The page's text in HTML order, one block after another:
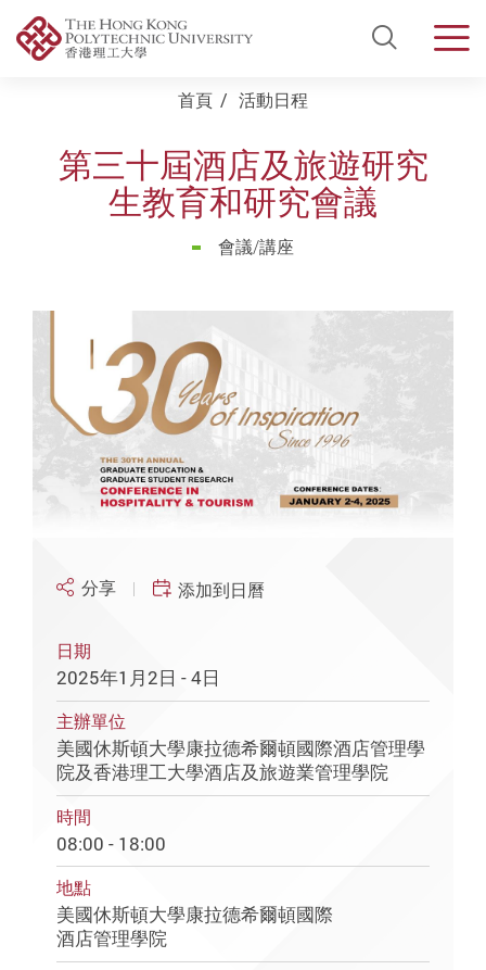
Open
首頁 活動日程
第三十屆酒店及旅遊研究
生教育和研究會議
會議/講座
分享 添加到日曆
日期
2025年1月2日 - 4日
主辦單位
美國休斯頓大學康拉德希爾頓國際酒店管理學
院及香港理工大學酒店及旅遊業管理學院
時間
08:00 - 18:00
地點
美國休斯頓大學康拉德希爾頓國際
酒店管理學院